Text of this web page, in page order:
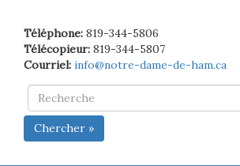
Téléphone: 819-344-5806
Télécopieur: 819-344-5807
Courriel: info@notre-dame-de-ham.ca
Chercher »